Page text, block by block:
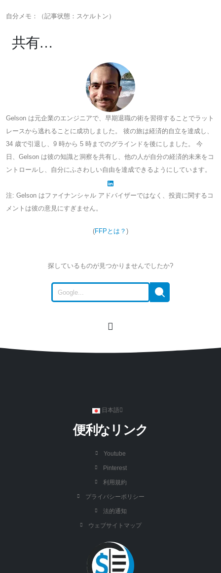
自分メモ：（記事状態：スケルトン）
共有…
Gelson は元企業のエンジニアで、早期退職の術を習得することでラット
レースから逃れることに成功しました。 彼の旅は経済的自立を達成し、
34 歳で引退し、9 時から 5 時までのグラインドを後にしました。 今
日、Gelson は彼の知識と洞察を共有し、他の人が自分の経済的未来をコ
ントロールし、自分にふさわしい自由を達成できるようにしています。
注: Gelson はファイナンシャル アドバイザーではなく、投資に関するコ
メントは彼の意見にすぎません。
(FFPとは？ )
探しているものが見つかりませんでしたか?
日本語
便利なリンク
Youtube
Pinterest
利用規約
プライバシーポリシー
法的通知
ウェブサイトマップ